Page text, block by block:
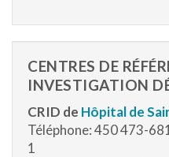
CENTRES DE
INVESTIGATION
CRID de Hôpital de
Téléphone: 450 473-
1